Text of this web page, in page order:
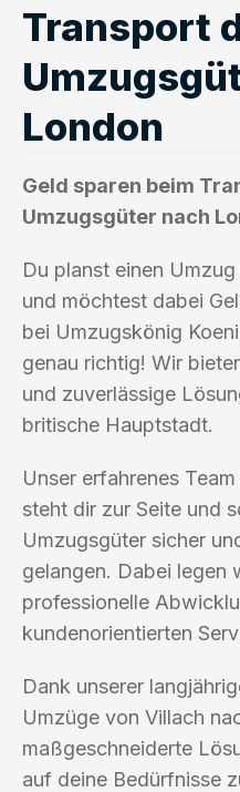
Transport
London
Geld sparen beim
Umzugsgüter nach
Du planst einen
und möchtest dabei
bei Umzugskönig
genau richtig! Wir
und zuverlässige
britische Hauptstadt.
Unser erfahrenes
steht dir zur Seite und
Umzugsgüter sicher
gelangen. Dabei legen
professionelle
kundenorientierten
Dank unserer
Umzüge von Villach
maßgeschneiderte
auf deine Bedürfnisse